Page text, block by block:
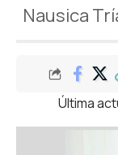
Nausica
Última